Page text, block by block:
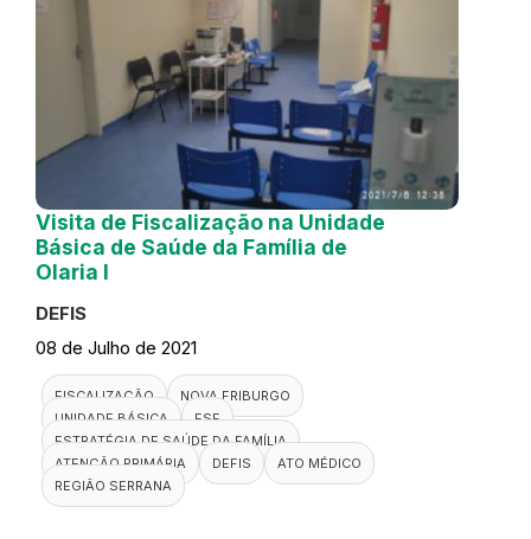
Visita de Fiscalização na Unidade
Básica de Saúde da Família de
Olaria I
DEFIS
08 de Julho de 2021
FISCALIZAÇÃO
NOVA FRIBURGO
UNIDADE BÁSICA
ESF
ESTRATÉGIA DE SAÚDE DA FAMÍLIA
ATENÇÃO PRIMÁRIA
DEFIS
ATO MÉDICO
REGIÃO SERRANA